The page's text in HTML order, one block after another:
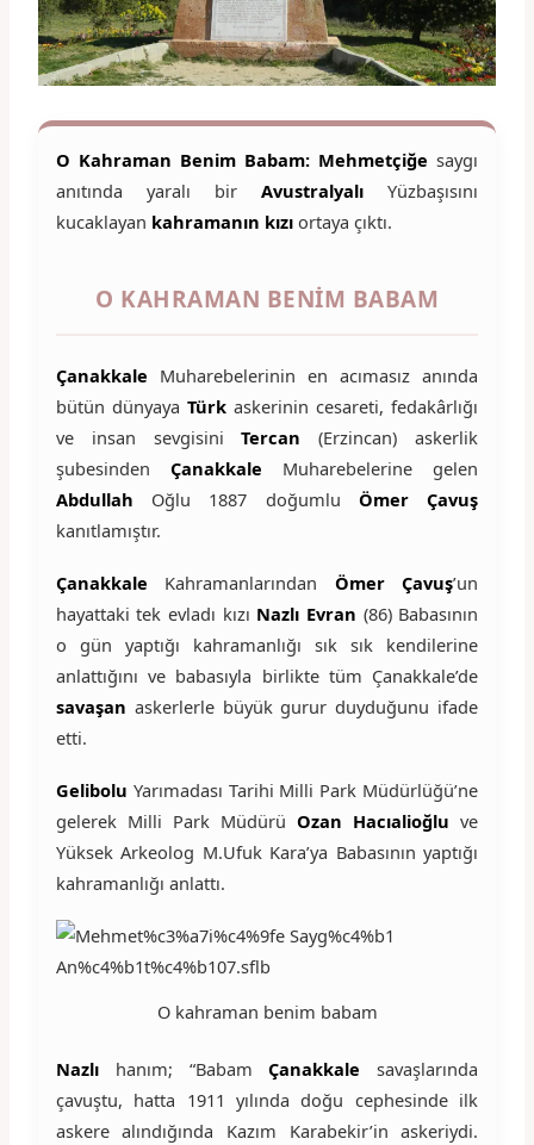
O Kahraman Benim Babam: Mehmetçiğe saygı
anıtında yaralı birAvustralyalı Yüzbaşısını
kucaklayan kahramanın kızıortaya çıktı.
O KAHRAMAN BENIM BABAM
Çanakkale Muharebelerinin en acımasız anında
bütün dünyaya Türkaskerinin cesareti, fedakârlığı
ve insan sevgisiniTercan (Erzincan) askerlik
şubesinden Çanakkale Muharebelerine gelen
Abdullah Oğlu 1887 doğumlu Ömer Çavuş
kanıtlamıştır.
Çanakkale Kahramanlarından Ömer Çavuş’un
hayattaki tek evladı kızı Nazlı Evran (86) Babasının
o gün yaptığı kahramanlığı sık sık kendilerine
anlattığını ve babasıyla birlikte tüm Çanakkale’de
savaşan askerlerle büyük gurur duyduğunu ifade
etti.
Gelibolu Yarımadası Tarihi Milli Park Müdürlüğü’ne
gelerek Milli Park MüdürüOzan Hacıalioğlu ve
Yüksek Arkeolog M.Ufuk Kara’ya Babasının yaptığı
kahramanlığı anlattı.
O kahraman benim babam
Nazlıhanım; “BabamÇanakkale savaşlarında
çavuştu, hatta 1911 yılında doğu cephesinde ilk
askere alındığında Kazım Karabekir’in askeriydi.